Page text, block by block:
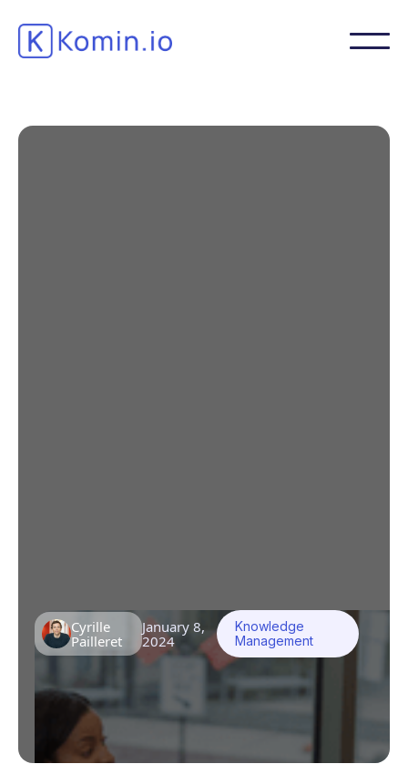
formalisiert!
Cyrille
Pailleret
January 8,
2024
Knowledge
Management